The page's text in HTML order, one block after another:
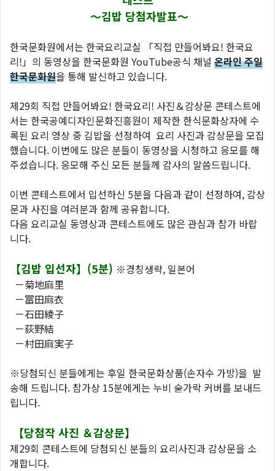
～김밥 당첨자발표～
한국문화원에서는 한국요리교실 「직접 만들어봐요! 한국요
리!」의 동영상을 한국문화원 YouTube공식 채널 온라인 주일
한국문화원을 통해 발신하고 있습니다.
제29회 직접 만들어봐요! 한국요리! 사진＆감상문 콘테스트에
서는 한국공예디자인문화진흥원이 제작한 한식문화상자에 수
록된 요리 영상 중 김밥을 선정하여 요리 사진과 감상문을 모집
했습니다. 이번에도 많은 분들이 동영상을 시청하고 응모를 해
주셨습니다. 응모해 주신 모든 분들께 감사의 말씀드립니다.
이번 콘테스트에서 입선하신 5분을 다음과 같이 선정하여, 감상
문과 사진을 여러분과 함께 공유합니다.
다음 요리교실 동영상과 콘테스트에도 많은 관심과 참가 바랍
니다.
【김밥 입선자】(5분) ※경칭생략, 일본어
－菊地麻里
－冨田麻衣
－石田綾子
－荻野結
－村田麻実子
※당첨되신 분들에게는 후일 한국문화상품(손자수 가방)을 발
송해 드립니다. 참가상 15분에게는 누비 숟가락 커버를 보내드
립니다.
【당첨작 사진 ＆감상문】
제29회 콘테스트에 당첨되신 분들의 요리사진과 감상문을 소
개합니다.